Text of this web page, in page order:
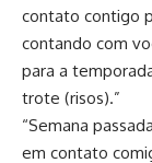
contato contigo
contando com
para a
trote (risos).”
“Semana
em contato